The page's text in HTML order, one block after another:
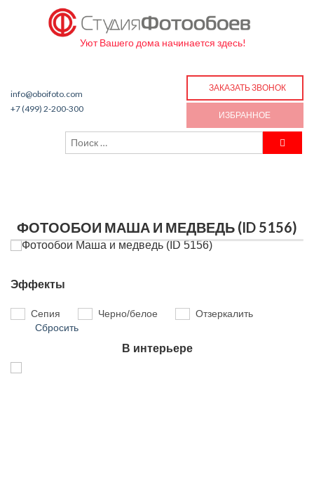
Уют Вашего дома начинается здесь!
info@oboifoto.com
+7 (499) 2-200-300
ЗАКАЗАТЬ ЗВОНОК
ИЗБРАННОЕ
ФОТООБОИ МАША И МЕДВЕДЬ (ID 5156)
Эффекты
Сепия Черно/белое
Отзеркалить
Сбросить
В интерьере